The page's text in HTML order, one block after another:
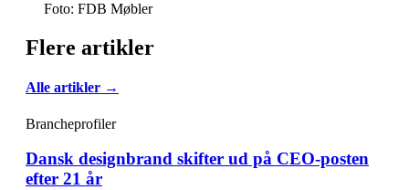
Foto: FDB Møbler
Flere artikler
Alle artikler →
Brancheprofiler
Dansk designbrand skifter ud på CEO-posten
efter 21 år